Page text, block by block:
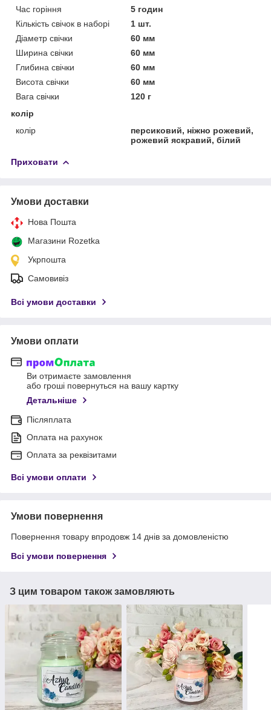
Час горіння
5 годин
Кількість свічок в наборі
1 шт.
Діаметр свічки
60 мм
Ширина свічки
60 мм
Глибина свічки
60 мм
Висота свічки
60 мм
Вага свічки
120 г
колір
колір
персиковий, ніжно рожевий,
рожевий яскравий, білий
Приховати
Умови доставки
Нова Пошта
Магазини Rozetka
Укрпошта
Самовивіз
Всі умови доставки
Умови оплати
Ви отримаєте замовлення
або гроші повернуться на вашу картку
Детальніше
Післяплата
Оплата на рахунок
Оплата за реквізитами
Всі умови оплати
Умови повернення
Повернення товару впродовж 14 днів за домовленістю
Всі умови повернення
З цим товаром також замовляють